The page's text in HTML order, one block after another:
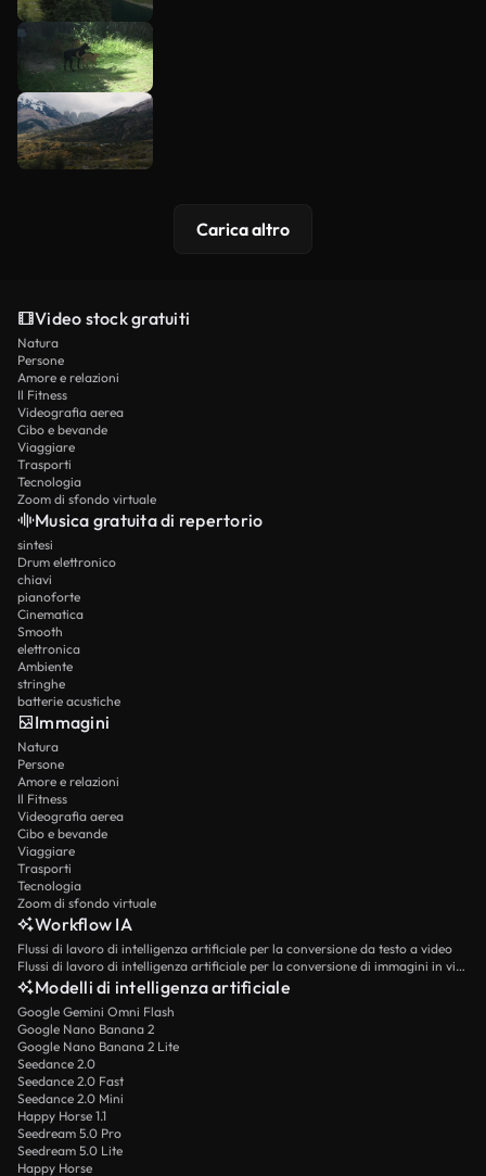
Carica altro
Video stock gratuiti
Natura
Persone
Amore e relazioni
Il Fitness
Videografia aerea
Cibo e bevande
Viaggiare
Trasporti
Tecnologia
Zoom di sfondo virtuale
Musica gratuita di repertorio
sintesi
Drum elettronico
chiavi
pianoforte
Cinematica
Smooth
elettronica
Ambiente
stringhe
batterie acustiche
Immagini
Natura
Persone
Amore e relazioni
Il Fitness
Videografia aerea
Cibo e bevande
Viaggiare
Trasporti
Tecnologia
Zoom di sfondo virtuale
Workflow IA
Flussi di lavoro di intelligenza artificiale per la conversione da testo a video
Flussi di lavoro di intelligenza artificiale per la conversione di immagini in video
Modelli di intelligenza artificiale
Google Gemini Omni Flash
Google Nano Banana 2
Google Nano Banana 2 Lite
Seedance 2.0
Seedance 2.0 Fast
Seedance 2.0 Mini
Happy Horse 1.1
Seedream 5.0 Pro
Seedream 5.0 Lite
Happy Horse